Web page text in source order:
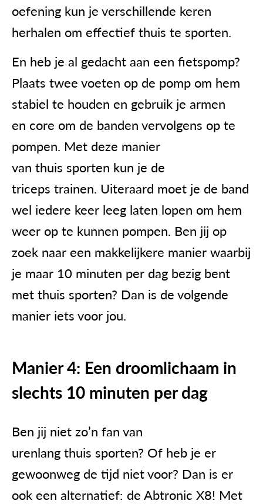
oefening kun je verschillende keren
herhalen om effectief thuis te sporten.
En heb je al gedacht aan een fietspomp?
Plaats twee voeten op de pomp om hem
stabiel te houden en gebruik je armen
en core om de banden vervolgens op te
pompen. Met deze manier
van thuis sporten kun je de
triceps trainen. Uiteraard moet je de band
wel iedere keer leeg laten lopen om hem
weer op te kunnen pompen. Ben jij op
zoek naar een makkelijkere manier waarbij
je maar 10 minuten per dag bezig bent
met thuis sporten? Dan is de volgende
manier iets voor jou.
Manier 4: Een droomlichaam in
slechts 10 minuten per dag
Ben jij niet zo’n fan van
urenlang thuis sporten? Of heb je er
gewoonweg de tijd niet voor? Dan is er
ook een alternatief: deAbtronic X8! Met